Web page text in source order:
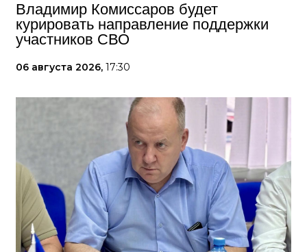
Владимир Комиссаров будет
курировать направление поддержки
участников СВО
06 августа 2026, 17:30